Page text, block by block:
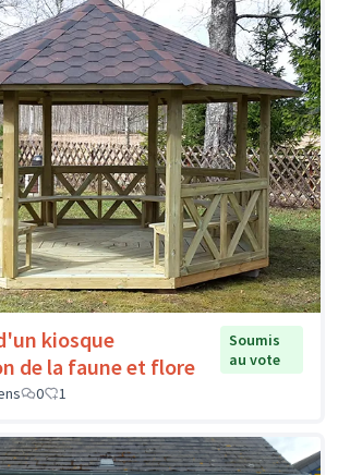
kiosque
de la faune et flore
Soumis
au vote
0 1